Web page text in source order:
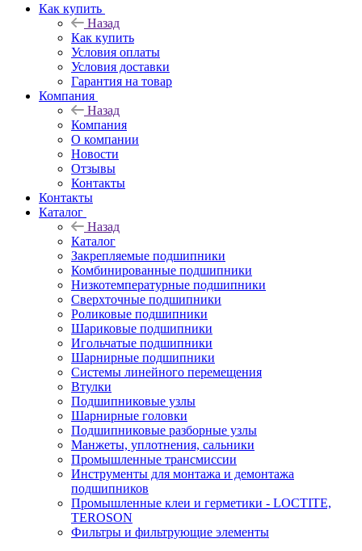
Как купить
Назад
Как купить
Условия оплаты
Условия доставки
Гарантия на товар
Компания
Назад
Компания
О компании
Новости
Отзывы
Контакты
Контакты
Каталог
Назад
Каталог
Закрепляемые подшипники
Комбинированные подшипники
Низкотемпературные подшипники
Сверхточные подшипники
Роликовые подшипники
Шариковые подшипники
Игольчатые подшипники
Шарнирные подшипники
Системы линейного перемещения
Втулки
Подшипниковые узлы
Шарнирные головки
Подшипниковые разборные узлы
Манжеты, уплотнения, сальники
Промышленные трансмиссии
Инструменты для монтажа и демонтажа
подшипников
Промышленные клеи и герметики - LOCTITE,
TEROSON
Фильтры и фильтрующие элементы